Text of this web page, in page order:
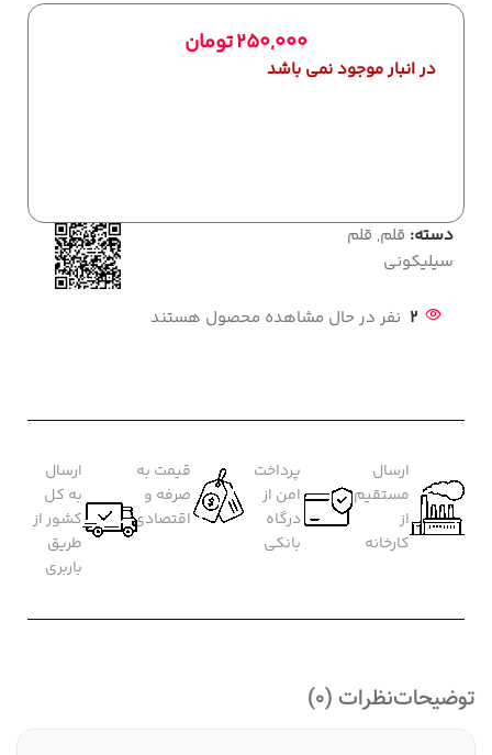
250,000تومان
در انبار موجود نمی باشد
دسته: قلم, قلم
سیلیکونی
2 نفر در حال مشاهده محصول هستند
ارسال
مستقیم
از
کارخانه
پرداخت
امن از
درگاه
بانکی
قیمت به
صرفه و
اقتصادی
ارسال
به کل
کشور از
طریق
باربری
توضیحاتنظرات (0)